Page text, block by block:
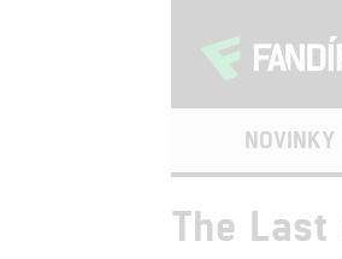
NOVINKY
The